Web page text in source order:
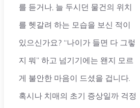
를 듣거나, 늘 두시던 물건의 위치
를 헷갈려 하는 모습을 보신 적이
있으신가요? “나이가 들면 다 그렇
지 뭐” 하고 넘기기에는 왠지 모르
게 불안한 마음이 드셨을 겁니다.
혹시나 치매의 초기 증상일까 걱정